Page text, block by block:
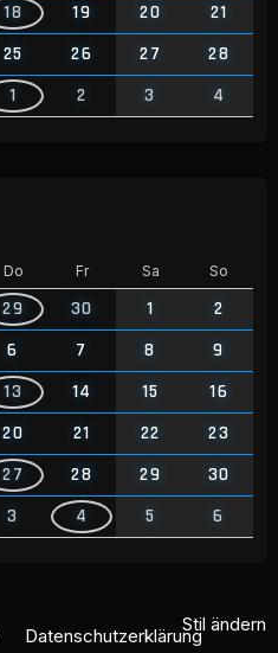
18 19 20
21
25 26 27
28
1 2 3 4
Do Fr Sa So
29 30 1
2
6 7 8
9
13 14 15
16
20 21 22
23
27 28 29
30
3 4 5 6
Stil ändern
Datenschutzerklärung